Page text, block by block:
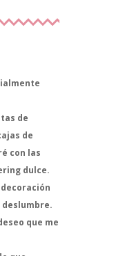
de
de
con las
dulce.
que me